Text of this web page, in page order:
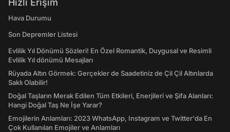
Hızlı Erişim
Hava Durumu
Son Depremler Listesi
Evlilik Yıl Dönümü Sözleri! En Özel Romantik, Duygusal ve Resimli
Evlilik Yıl dönümü Mesajları
Rüyada Altın Görmek: Gerçekler de Saadetiniz de Çil Çil Altınlarda
Saklı Olabilir!
Doğal Taşların Merak Edilen Tüm Etkileri, Enerjileri ve Şifa Alanları:
Hangi Doğal Taş Ne İşe Yarar?
Emojilerin Anlamları: 2023 WhatsApp, Instagram ve Twitter'da En
Çok Kullanılan Emojiler ve Anlamları